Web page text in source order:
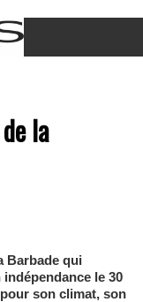
la
Barbade qui
le 30
son climat, son